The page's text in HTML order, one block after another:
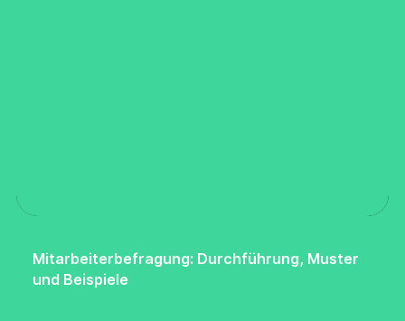
Mitarbeiterbefragung: Durchführung, Muster
und Beispiele